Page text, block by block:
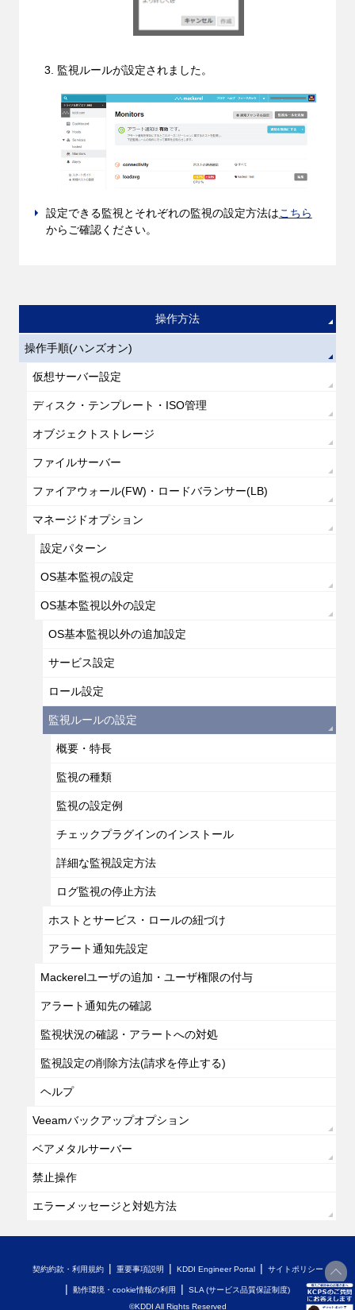
監視ルールが設定されました。
設定できる監視とそれぞれの監視の設定方法はこちら
からご確認ください。
操作方法
操作手順(ハンズオン)
仮想サーバー設定
ディスク・テンプレート・ISO管理
オブジェクトストレージ
ファイルサーバー
ファイアウォール(FW)・ロードバランサー(LB)
マネージドオプション
設定パターン
OS基本監視の設定
OS基本監視以外の設定
OS基本監視以外の追加設定
サービス設定
ロール設定
監視ルールの設定
概要・特長
監視の種類
監視の設定例
チェックプラグインのインストール
詳細な監視設定方法
ログ監視の停止方法
ホストとサービス・ロールの紐づけ
アラート通知先設定
Mackerelユーザの追加・ユーザ権限の付与
アラート通知先の確認
監視状況の確認・アラートへの対処
監視設定の削除方法(請求を停止する)
ヘルプ
Veeamバックアップオプション
ベアメタルサーバー
禁止操作
エラーメッセージと対処方法
契約約款・利用規約 重要事項説明 KDDI Engineer Portal サイトポリシー
動作環境・cookie情報の利用
SLA (サービス品質保証制度)
©KDDI All Rights Reserved
開く